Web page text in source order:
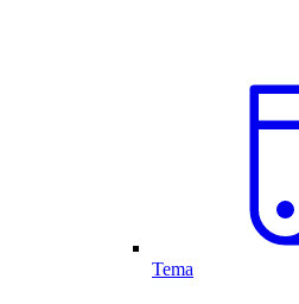
Tema